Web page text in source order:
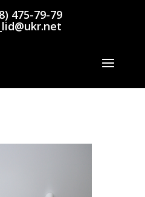
475-79-79